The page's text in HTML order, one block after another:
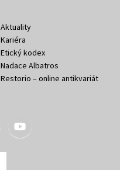
Aktuality
Kariéra
Etický kodex
Nadace Albatros
Restorio – online antikvariát